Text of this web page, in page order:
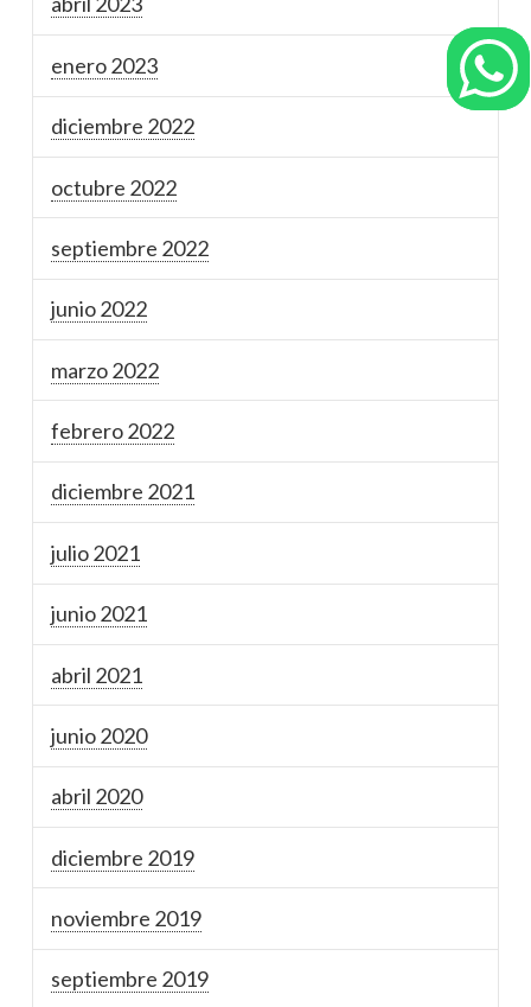
enero 2023
diciembre 2022
octubre 2022
septiembre 2022
junio 2022
marzo 2022
febrero 2022
diciembre 2021
julio 2021
junio 2021
abril 2021
junio 2020
abril 2020
diciembre 2019
noviembre 2019
septiembre 2019